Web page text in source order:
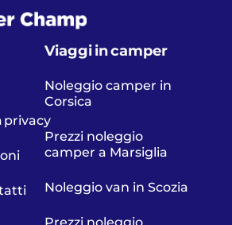
privacy
Viaggi in camper
Noleggio camper in
Corsica
Prezzi noleggio
camper a Marsiglia
Noleggio van in Scozia